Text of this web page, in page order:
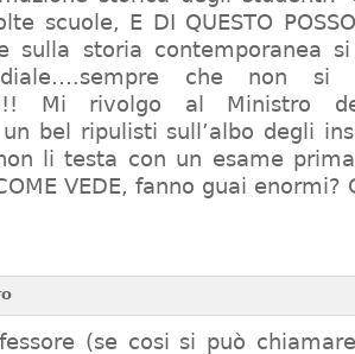
scuole, E DI QUESTO POSSO
sulla storia contemporanea
che non
Mi rivolgo al Ministro
bel ripulisti sull’albo degli
li testa con un esame
VEDE, fanno guai enormi?
(se cosi si può